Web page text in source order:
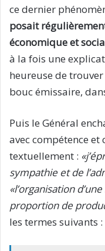
ce dernier
posait
économique et
à la fois une
heureuse de
bouc émissaire,
Puis le Général
avec compétence
textuellement :
sympathie et de
«l’organisation
proportion de
les termes suivants :